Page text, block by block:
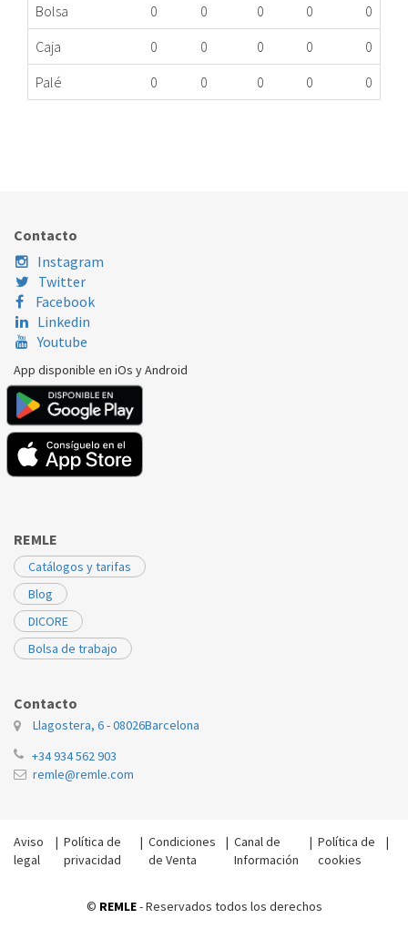
Bolsa
0 0 0 0
0
Caja
0 0 0 0
0
Palé
0 0 0 0 0
Contacto
Instagram
Twitter
Facebook
Linkedin
Youtube
App disponible en iOs y Android
REMLE
Catálogos y tarifas
Blog
DICORE
Bolsa de trabajo
Contacto
Llagostera, 6 - 08026Barcelona
+34 934 562 903
remle@remle.com
Aviso
legal
| Política de
privacidad
|Condiciones
de Venta
|Canal de
Información
| Política de
cookies
|
© REMLE- Reservados todos los derechos